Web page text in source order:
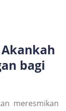
bagi
meresmikan